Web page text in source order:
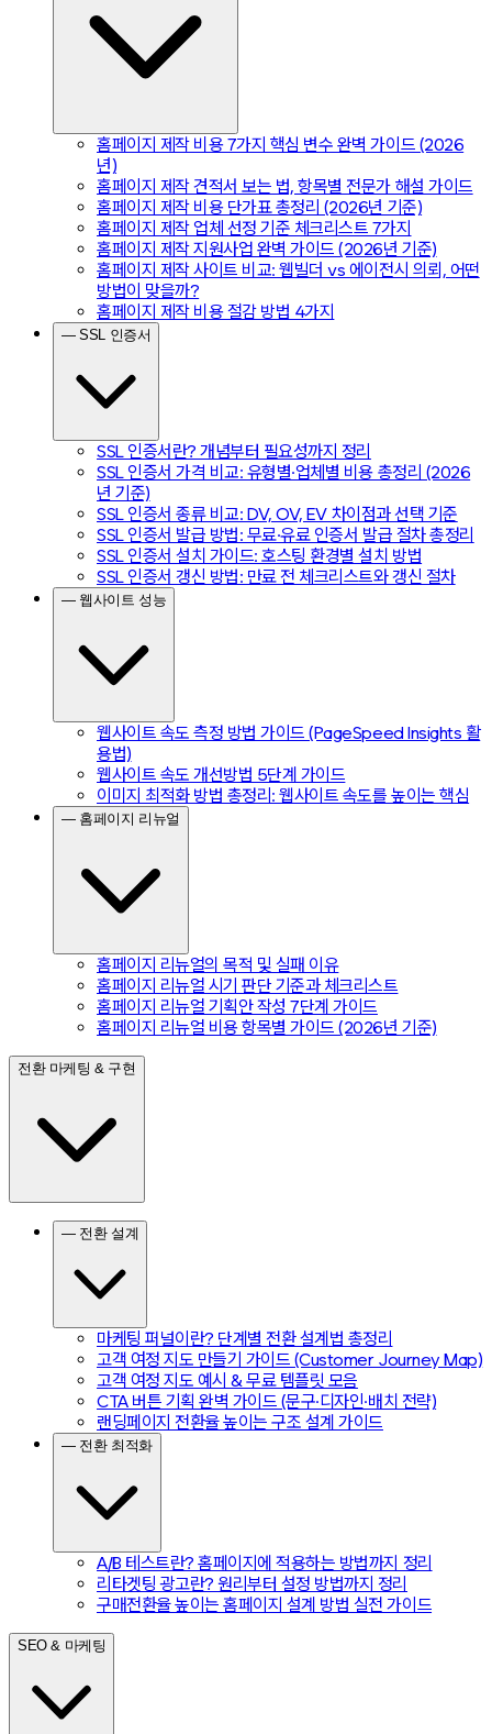
홈페이지 제작 비용 7가지 핵심 변수 완벽 가이드 (2026
년)
홈페이지 제작 견적서 보는 법, 항목별 전문가 해설 가이드
홈페이지 제작 비용 단가표 총정리 (2026년 기준)
홈페이지 제작 업체 선정 기준 체크리스트 7가지
홈페이지 제작 지원사업 완벽 가이드 (2026년 기준)
홈페이지 제작 사이트 비교: 웹빌더 vs 에이전시 의뢰, 어떤
방법이 맞을까?
홈페이지 제작 비용 절감 방법 4가지
— SSL 인증서
SSL 인증서란? 개념부터 필요성까지 정리
SSL 인증서 가격 비교: 유형별·업체별 비용 총정리 (2026
년 기준)
SSL 인증서 종류 비교: DV, OV, EV 차이점과 선택 기준
SSL 인증서 발급 방법: 무료·유료 인증서 발급 절차 총정리
SSL 인증서 설치 가이드: 호스팅 환경별 설치 방법
SSL 인증서 갱신 방법: 만료 전 체크리스트와 갱신 절차
— 웹사이트 성능
웹사이트 속도 측정 방법 가이드 (PageSpeed Insights 활
용법)
웹사이트 속도 개선방법 5단계 가이드
이미지 최적화 방법 총정리: 웹사이트 속도를 높이는 핵심
— 홈페이지 리뉴얼
홈페이지 리뉴얼의 목적 및 실패 이유
홈페이지 리뉴얼 시기 판단 기준과 체크리스트
홈페이지 리뉴얼 기획안 작성 7단계 가이드
홈페이지 리뉴얼 비용 항목별 가이드 (2026년 기준)
전환 마케팅 & 구현
— 전환 설계
마케팅 퍼널이란? 단계별 전환 설계법 총정리
고객 여정 지도 만들기 가이드 (Customer Journey Map)
고객 여정 지도 예시 & 무료 템플릿 모음
CTA 버튼 기획 완벽 가이드 (문구·디자인·배치 전략)
랜딩페이지 전환율 높이는 구조 설계 가이드
— 전환 최적화
A/B 테스트란? 홈페이지에 적용하는 방법까지 정리
리타겟팅 광고란? 원리부터 설정 방법까지 정리
구매전환율 높이는 홈페이지 설계 방법 실전 가이드
SEO & 마케팅